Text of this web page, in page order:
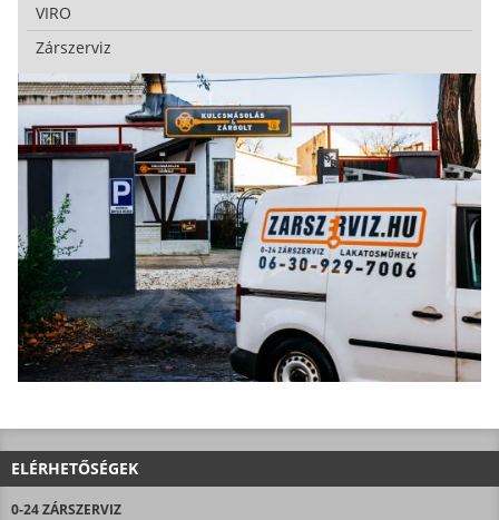
VIRO
Zárszerviz
ELÉRHETŐSÉGEK
0-24 ZÁRSZERVIZ